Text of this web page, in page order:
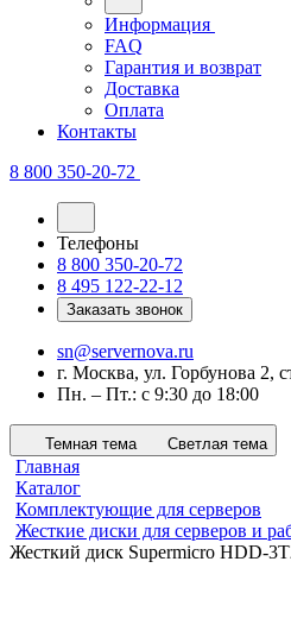
Информация
FAQ
Гарантия и возврат
Доставка
Оплата
Контакты
8 800 350-20-72
Телефоны
8 800 350-20-72
8 495 122-22-12
Заказать звонок
sn@servernova.ru
г. Москва, ул. Горбунова 2,
Пн. – Пт.: с 9:30 до 18:00
Темная тема Светлая тема
Главная
Каталог
Комплектующие для серверов
Жесткие диски для серверов и
Жесткий диск Supermicro HDD-